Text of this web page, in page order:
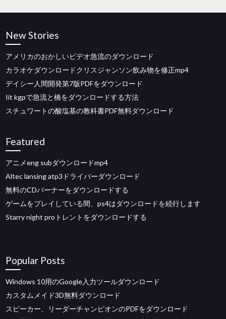
New Stories
アメリカのおかしいビデオ急流のダウンロード
カラオケダウンロードクリスジャンソン飲み物を修正mp4
デイシー人間開発第7版PDFをダウンロード
Iit kgpで急流と橋をダウンロードする方法
スチュワートの酸塩基の教科書PDF無料ダウンロード
Featured
アニメeng subダウンロードmp4
Altec lansing atp3ドライバーダウンロード
無料のCDバーナーをダウンロードする
ゲームをプレイしている間、ps4はダウンロードを続行します
Starry night proトレントをダウンロードする
Popular Posts
Windows 10用のGoogle入力ツールダウンロード
カスタムメイド3D無料ダウンロード
スピーカー、リーダーチャンピオンのPDFをダウンロード